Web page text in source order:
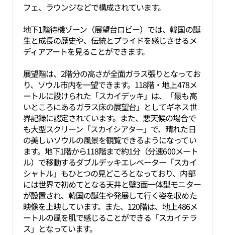
フェ、ラウンジなどで構成されています。
地下1階待機ゾーン（展望台ロビー）では、韓国の誕
生と成長の歴史や、伝統とプライドを感じさせるメ
ディアアートを見ることができます。
展望階は、2階分の高さが全面ガラス張りとなってお
り、ソウル市内を一望できます。118階・地上478メ
ートルに設けられた「スカイデッキ」は、「最も高
いところにあるガラス床の展望台」としてギネス世
界記録に認定されています。また、悪天候の場合で
も大型スクリーン「スカイシアター」で、晴れた日
の美しいソウルの風景を観覧できるようになってい
ます。地下1階から118階まで約1分（分速600メート
ル）で移動するダブルデッキエレベーター「スカイ
シャトル」もひとつの見どころとなっており、内部
には世界で初めてとなる天井と壁3面一体型モニター
が設置され、韓国の誕生や発展して行く姿を収めた
映像を上映しています。また、120階は、地上486メ
ートルの風を肌で感じることができる「スカイテラ
ス」となっています。